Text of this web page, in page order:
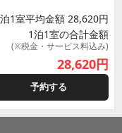
1室平均金額 28,620円
1泊1室の合計金額
(※税金・サービス料込み)
28,620円
予約する